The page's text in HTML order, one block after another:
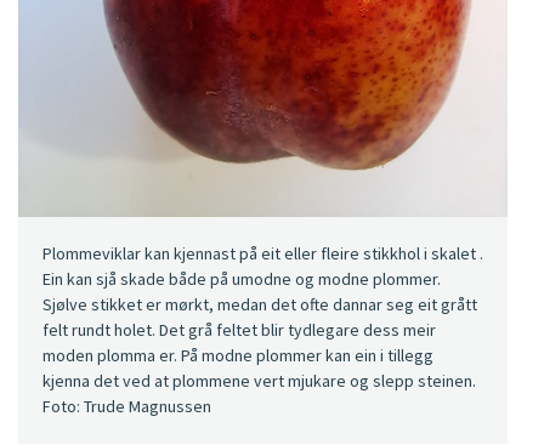
Plommeviklar kan kjennast på eit eller fleire stikkhol i skalet .
Ein kan sjå skade både på umodne og modne plommer.
Sjølve stikket er mørkt, medan det ofte dannar seg eit grått
felt rundt holet. Det grå feltet blir tydlegare dess meir
moden plomma er. På modne plommer kan ein i tillegg
kjenna det ved at plommene vert mjukare og slepp steinen.
Foto: Trude Magnussen